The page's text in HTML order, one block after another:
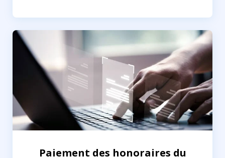
Paiement des honoraires du